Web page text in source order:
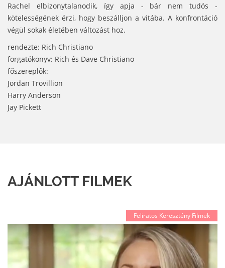
Rachel elbizonytalanodik, így apja - bár nem tudós -
kötelességének érzi, hogy beszálljon a vitába. A konfrontáció
végül sokak életében változást hoz.
rendezte: Rich Christiano
forgatókönyv: Rich és Dave Christiano
főszereplők:
Jordan Trovillion
Harry Anderson
Jay Pickett
AJÁNLOTT FILMEK
Feliratos Keresztény Filmek